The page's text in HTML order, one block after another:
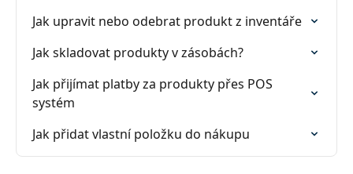
Jak upravit nebo odebrat produkt z inventáře
Jak skladovat produkty v zásobách?
Jak přijímat platby za produkty přes POS
systém
Jak přidat vlastní položku do nákupu